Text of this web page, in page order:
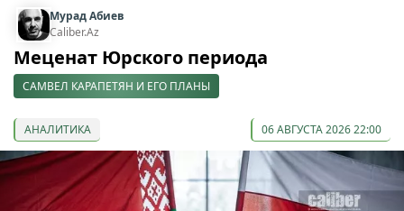
Мурад Абиев
Caliber.Az
Меценат Юрского периода
САМВЕЛ КАРАПЕТЯН И ЕГО ПЛАНЫ
АНАЛИТИКА 06 АВГУСТА 2026 22:00